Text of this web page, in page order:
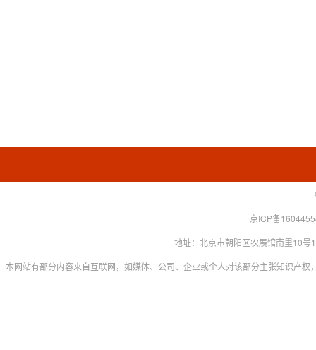
京ICP备
地址：北京市朝阳区农展馆南里10
本网站有部分内容来自互联网，如媒体、公司、企业或个人对该部分主张知识产